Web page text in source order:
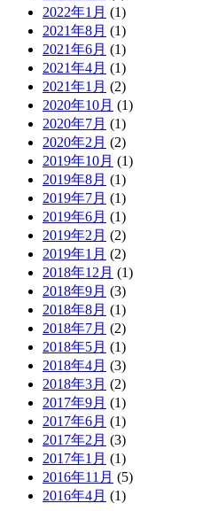
2022年1月 (1)
2021年8月 (1)
2021年6月 (1)
2021年4月 (1)
2021年1月 (2)
2020年10月 (1)
2020年7月 (1)
2020年2月 (2)
2019年10月 (1)
2019年8月 (1)
2019年7月 (1)
2019年6月 (1)
2019年2月 (2)
2019年1月 (2)
2018年12月 (1)
2018年9月 (3)
2018年8月 (1)
2018年7月 (2)
2018年5月 (1)
2018年4月 (3)
2018年3月 (2)
2017年9月 (1)
2017年6月 (1)
2017年2月 (3)
2017年1月 (1)
2016年11月 (5)
2016年4月 (1)